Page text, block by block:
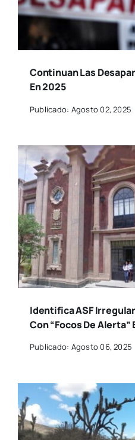
Continuan Las
En 2025
Publicado: Agosto 02, 2025
Identifica ASF
Con “focos De Alerta”
Publicado: Agosto 06, 2025